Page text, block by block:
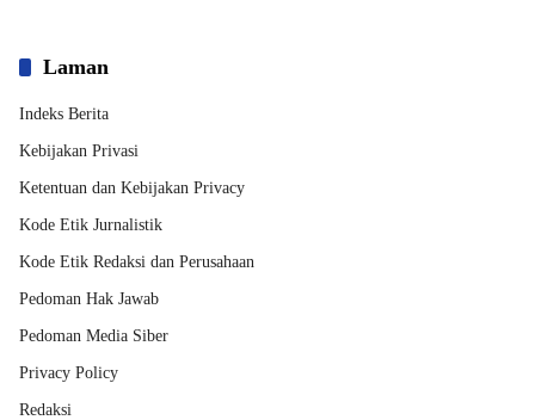
Laman
Indeks Berita
Kebijakan Privasi
Ketentuan dan Kebijakan Privacy
Kode Etik Jurnalistik
Kode Etik Redaksi dan Perusahaan
Pedoman Hak Jawab
Pedoman Media Siber
Privacy Policy
Redaksi